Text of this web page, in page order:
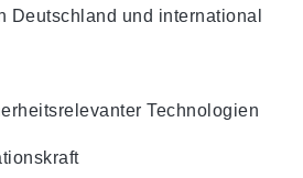
Deutschland und international
Technologien